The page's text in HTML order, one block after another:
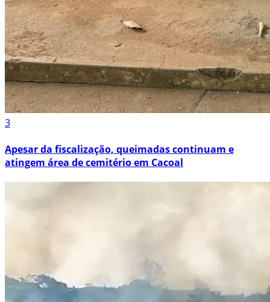
3
Apesar da fiscalização, queimadas continuam e
atingem área de cemitério em Cacoal